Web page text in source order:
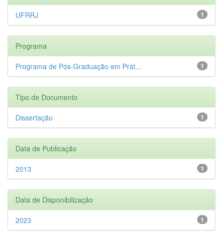
1
UFRRJ
Programa
1
Programa de Pós-Graduação em Prát...
Tipo de Documento
1
Dissertação
Data de Publicação
1
2013
Data de Disponibilização
1
2023